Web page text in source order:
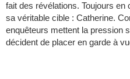
fait des révélations. Toujours
sa véritable cible : Catherine.
enquêteurs mettent la pression
décident de placer en garde à